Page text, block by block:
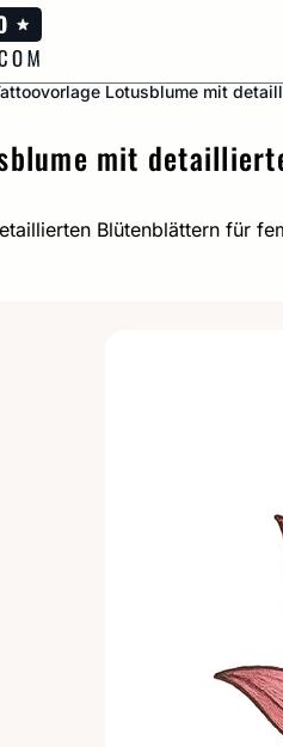
Lotusblume mit
mit
Blütenblättern für